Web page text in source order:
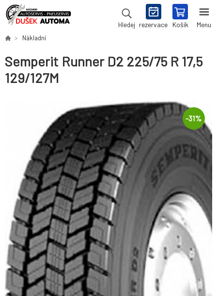
Hledej rezervace Košík Menu
Nákladní
Semperit Runner D2 225/75 R 17,5
129/127M
-31%